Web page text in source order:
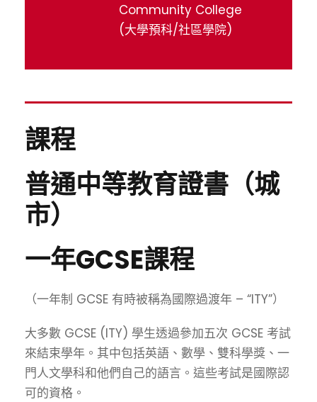
Community College
(大學預科/社區學院)
課程
普通中等教育證書（城
市）
一年GCSE課程
（一年制 GCSE 有時被稱為國際過渡年 – “ITY”）
大多數 GCSE (ITY) 學生透過參加五次 GCSE 考試
來結束學年。其中包括英語、數學、雙科學獎、一
門人文學科和他們自己的語言。這些考試是國際認
可的資格。